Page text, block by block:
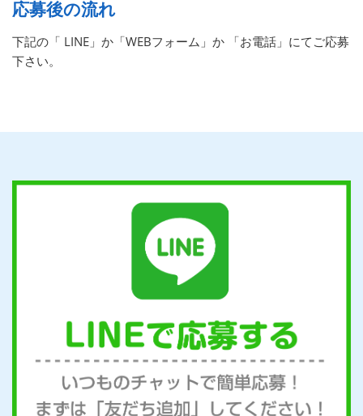
応募後の流れ
下記の「 LINE」か「WEBフォーム」か 「お電話」にてご応募
下さい。